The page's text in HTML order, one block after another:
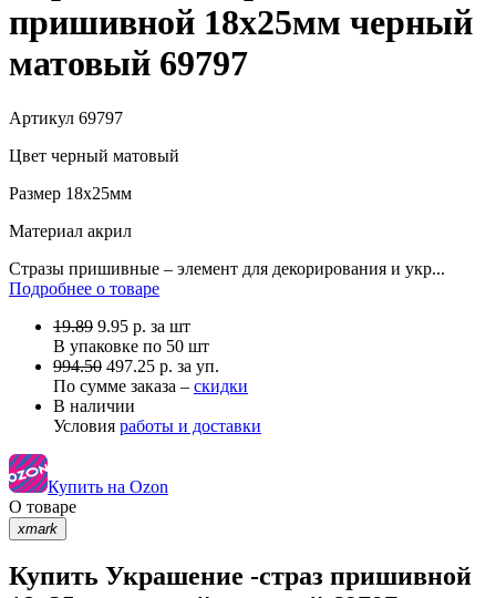
пришивной 18х25мм черный
матовый 69797
Артикул 69797
Цвет черный матовый
Размер 18х25мм
Материал акрил
Стразы пришивные – элемент для декорирования и укр...
Подробнее о товаре
19.89 9.95 р. за шт
В упаковке по 50 шт
994.50 497.25 р. за уп.
По сумме заказа – скидки
В наличии
Условия работы и доставки
Купить на Ozon
О товаре
xmark
Купить Украшение -страз пришивной